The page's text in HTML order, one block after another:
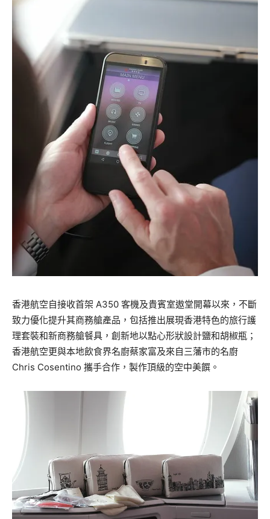
香港航空自接收首架 A350 客機及貴賓室遨堂開幕以來，不斷
致力優化提升其商務艙產品，包括推出展現香港特色的旅行護
理套裝和新商務艙餐具，創新地以點心形狀設計鹽和胡椒瓶；
香港航空更與本地飲食界名廚蔡家富及來自三藩市的名廚
Chris Cosentino 攜手合作，製作頂級的空中美饌。